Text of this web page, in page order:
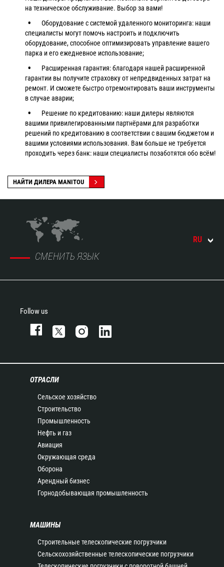
на техническое обслуживание. Выбор за вами!
Оборудование с системой удаленного мониторинга: наши
специалисты могут помочь настроить и подключить
оборудование, способное оптимизировать управление вашего
парка и его ежедневное использование;
Расширенная гарантия: благодаря нашей расширенной
гарантии вы получите страховку от непредвиденных затрат на
ремонт. И сможете быстро отремонтировать ваши инструменты
в случае аварии;
Решение по кредитованию: наши дилеры являются
вашими привилегированными партнёрами для разработки
решений по кредитованию в соответствии с вашим бюджетом и
вашими условиями использования. Вам больше не требуется
проходить через банк: наши специалисты позаботятся обо всём!
НАЙТИ ДИЛЕРА MANITOU
СМЕНИТЬ ЯЗЫК
RU
Follow us
ОТРАСЛИ
Сельское хозяйство
Строительство
Промышленность
Нефть и газ
Авиация
Окружающая среда
Оборона
Арендный бизнес
Горнодобывающая промышленность
МАШИНЫ
Строительные телескопические погрузчики
Сельскохозяйственные телескопические погрузчики